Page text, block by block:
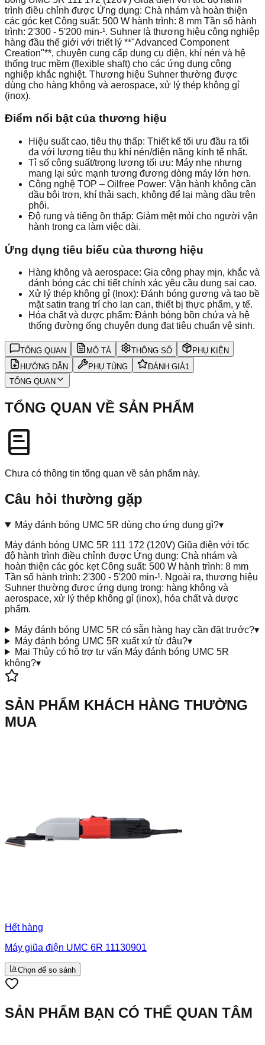
trình điều chỉnh được Ứng dụng: Chà nhám và hoàn thiện
các góc kẹt Công suất: 500 W hành trình: 8 mm Tần số hành
trình: 2'300 - 5'200 min-¹. Suhner là thương hiệu công nghiệp
hàng đầu thế giới với triết lý **"Advanced Component
Creation"**, chuyên cung cấp dụng cụ điện, khí nén và hệ
thống trục mềm (flexible shaft) cho các ứng dụng công
nghiệp khắc nghiệt. Thương hiệu Suhner thường được
dùng cho hàng không và aerospace, xử lý thép không gỉ
(inox).
Điểm nổi bật của thương hiệu
Hiệu suất cao, tiêu thụ thấp: Thiết kế tối ưu đầu ra tối
đa với lượng tiêu thụ khí nén/điện năng kinh tế nhất.
Tỉ số công suất/trọng lượng tối ưu: Máy nhẹ nhưng
mang lại sức mạnh tương đương dòng máy lớn hơn.
Công nghệ TOP – Oilfree Power: Vận hành không cần
dầu bôi trơn, khí thải sạch, không để lại màng dầu trên
phôi.
Độ rung và tiếng ồn thấp: Giảm mệt mỏi cho người vận
hành trong ca làm việc dài.
Ứng dụng tiêu biểu của thương hiệu
Hàng không và aerospace: Gia công phay mịn, khắc và
đánh bóng các chi tiết chính xác yêu cầu dung sai cao.
Xử lý thép không gỉ (Inox): Đánh bóng gương và tạo bề
mặt satin trang trí cho lan can, thiết bị thực phẩm, y tế.
Hóa chất và dược phẩm: Đánh bóng bồn chứa và hệ
thống đường ống chuyên dụng đạt tiêu chuẩn vệ sinh.
TỔNG QUAN MÔ TẢ THÔNG SỐ
PHỤ KIỆN
HƯỚNG DẪN
PHỤ TÙNG ĐÁNH GIÁ1
TỔNG QUAN
TỔNG QUAN VỀ SẢN PHẨM
Chưa có thông tin tổng quan về sản phẩm này.
Câu hỏi thường gặp
Máy đánh bóng UMC 5R dùng cho ứng dụng gì?▾
Máy đánh bóng UMC 5R 111 172 (120V) Giũa điện với tốc
độ hành trình điều chỉnh được Ứng dụng: Chà nhám và
hoàn thiện các góc kẹt Công suất: 500 W hành trình: 8 mm
Tần số hành trình: 2'300 - 5'200 min-¹. Ngoài ra, thương hiệu
Suhner thường được ứng dụng trong: hàng không và
aerospace, xử lý thép không gỉ (inox), hóa chất và dược
phẩm.
Máy đánh bóng UMC 5R có sẵn hàng hay cần đặt trước?▾
Máy đánh bóng UMC 5R xuất xứ từ đâu?▾
Mai Thủy có hỗ trợ tư vấn Máy đánh bóng UMC 5R
không?▾
SẢN PHẨM KHÁCH HÀNG THƯỜNG
MUA
Hết hàng
Máy giũa điện UMC 6R 11130901
Chọn để so sánh
SẢN PHẨM BẠN CÓ THỂ QUAN TÂM